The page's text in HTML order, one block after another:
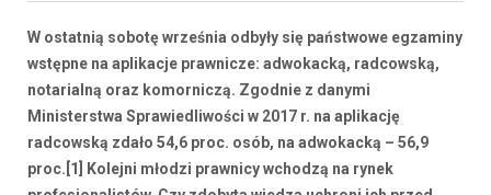
W ostatnią sobotę września odbyły się państwowe egzaminy
wstępne na aplikacje prawnicze: adwokacką, radcowską,
notarialną oraz komorniczą. Zgodnie z danymi
Ministerstwa Sprawiedliwości w 2017 r. na aplikację
radcowską zdało 54,6 proc. osób, na adwokacką – 56,9
proc.[1] Kolejni młodzi prawnicy wchodzą na rynek